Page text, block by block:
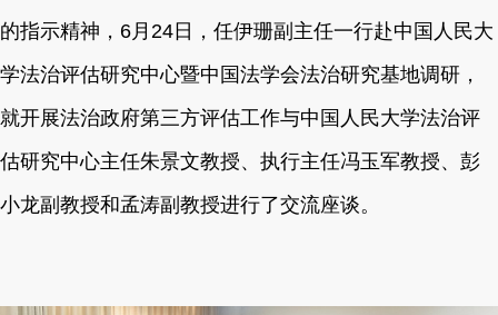
的指示精神，6月24日，任伊珊副主任一行赴中国人民大
学法治评估研究中心暨中国法学会法治研究基地调研，
就开展法治政府第三方评估工作与中国人民大学法治评
估研究中心主任朱景文教授、执行主任冯玉军教授、彭
小龙副教授和孟涛副教授进行了交流座谈。